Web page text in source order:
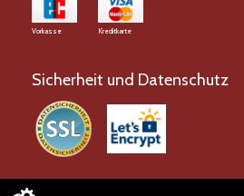
Vorkasse Kreditkarte
Sicherheit und Datenschutz